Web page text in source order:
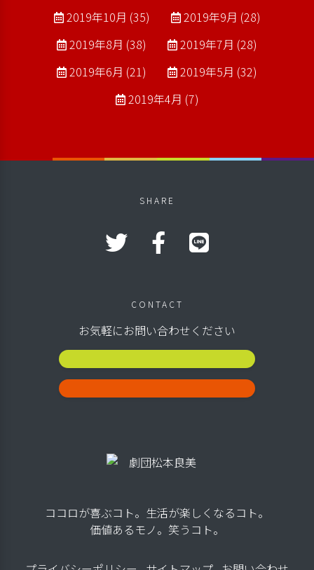
2019年10月 (35)
2019年9月 (28)
2019年8月 (38)
2019年7月 (28)
2019年6月 (21)
2019年5月 (32)
2019年4月 (7)
SHARE
CONTACT
お気軽にお問い合わせください
公演スケジュール
お問い合わせ
ココロが喜ぶコト。生活が楽しくなるコト。
価値あるモノ。笑うコト。